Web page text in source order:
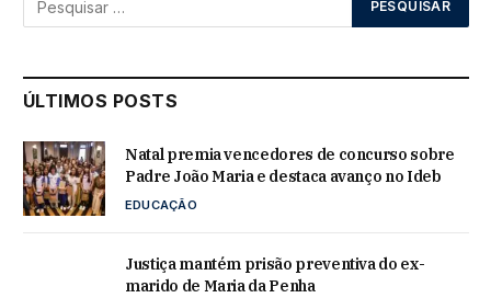
ÚLTIMOS POSTS
Natal premia vencedores de concurso sobre
Padre João Maria e destaca avanço no Ideb
EDUCAÇÃO
Justiça mantém prisão preventiva do ex-
marido de Maria da Penha